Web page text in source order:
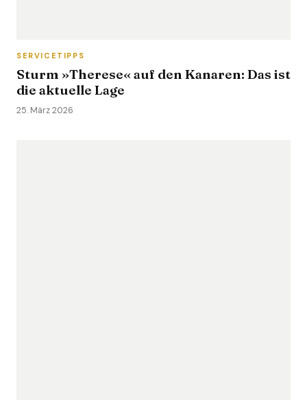
SERVICETIPPS
Sturm »Therese« auf den Kanaren: Das ist
die aktuelle Lage
25. März 2026